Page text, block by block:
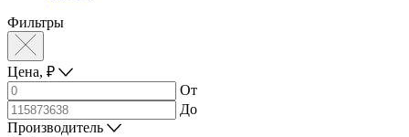
Фильтры
Цена, ₽
От
До
Производитель